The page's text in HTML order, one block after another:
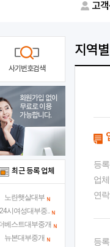
고
지역
등
업
연
등
사기번호검색
회원가입 없이
무료로 이용
가능합니다.
최근 등록 업체
노란햇살대부
시여성대부중..
베스트대부중개
뉴본대부중개